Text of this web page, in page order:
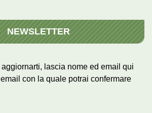
NEWSLETTER
lascia nome ed email qui
con la quale potrai confermare